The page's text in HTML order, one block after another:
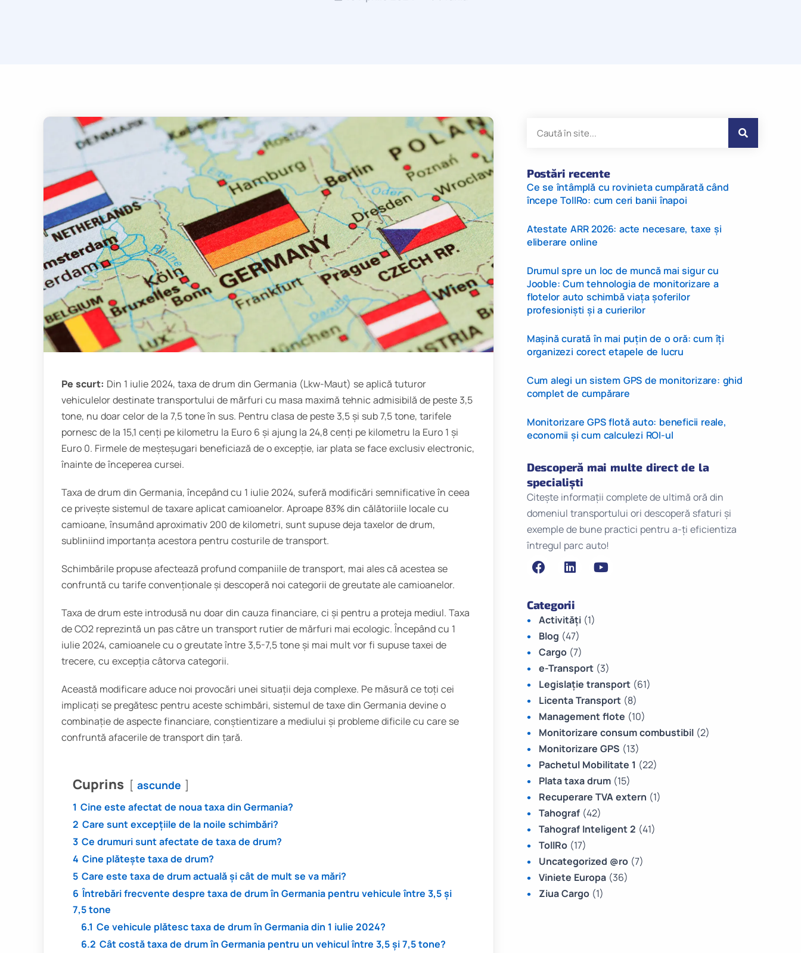
Pe scurt: Din 1 iulie 2024, taxa de drum din Germania (Lkw-Maut) se aplică tuturor
vehiculelor destinate transportului de mărfuri cu masa maximă tehnic admisibilă de peste 3,5
tone, nu doar celor de la 7,5 tone în sus. Pentru clasa de peste 3,5 și sub 7,5 tone, tarifele
pornesc de la 15,1 cenți pe kilometru la Euro 6 și ajung la 24,8 cenți pe kilometru la Euro 1 și
Euro 0. Firmele de meșteșugari beneficiază de o excepție, iar plata se face exclusiv electronic,
înainte de începerea cursei.
Taxa de drum din Germania, începând cu 1 iulie 2024, suferă modificări semnificative în ceea
ce privește sistemul de taxare aplicat camioanelor. Aproape 83% din călătoriile locale cu
camioane, însumând aproximativ 200 de kilometri, sunt supuse deja taxelor de drum,
subliniind importanța acestora pentru costurile de transport.
Schimbările propuse afectează profund companiile de transport, mai ales că acestea se
confruntă cu tarife convenționale și descoperă noi categorii de greutate ale camioanelor.
Taxa de drum este introdusă nu doar din cauza financiare, ci și pentru a proteja mediul. Taxa
de CO2 reprezintă un pas către un transport rutier de mărfuri mai ecologic. Începând cu 1
iulie 2024, camioanele cu o greutate între 3,5-7,5 tone și mai mult vor fi supuse taxei de
trecere, cu excepția câtorva categorii.
Această modificare aduce noi provocări unei situații deja complexe. Pe măsură ce toți cei
implicați se pregătesc pentru aceste schimbări, sistemul de taxe din Germania devine o
combinație de aspecte financiare, conștientizare a mediului și probleme dificile cu care se
confruntă afacerile de transport din țară.
Cuprins ascunde
1 Cine este afectat de noua taxa din Germania?
2 Care sunt excepțiile de la noile schimbări?
3 Ce drumuri sunt afectate de taxa de drum?
4 Cine plătește taxa de drum?
5 Care este taxa de drum actuală și cât de mult se va mări?
6 Întrebări frecvente despre taxa de drum în Germania pentru vehicule între 3,5 și
7,5 tone
6.1 Ce vehicule plătesc taxa de drum în Germania din 1 iulie 2024?
6.2 Cât costă taxa de drum în Germania pentru un vehicul între 3,5 și 7,5 tone?
Postări recente
Ce se întâmplă cu rovinieta cumpărată când
începe TollRo: cum ceri banii înapoi
Atestate ARR 2026: acte necesare, taxe și
eliberare online
Drumul spre un loc de muncă mai sigur cu
Jooble: Cum tehnologia de monitorizare a
flotelor auto schimbă viața șoferilor
profesioniști și a curierilor
Mașină curată în mai puțin de o oră: cum îți
organizezi corect etapele de lucru
Cum alegi un sistem GPS de monitorizare: ghid
complet de cumpărare
Monitorizare GPS flotă auto: beneficii reale,
economii și cum calculezi ROI-ul
Descoperă mai multe direct de la
specialiști
Citește informații complete de ultimă oră din
domeniul transportului ori descoperă sfaturi și
exemple de bune practici pentru a-ți eficientiza
întregul parc auto!
Categorii
Activități (1)
Blog (47)
Cargo (7)
e-Transport (3)
Legislație transport (61)
Licenta Transport (8)
Management flote (10)
Monitorizare consum combustibil (2)
Monitorizare GPS (13)
Pachetul Mobilitate 1 (22)
Plata taxa drum (15)
Recuperare TVA extern (1)
Tahograf (42)
Tahograf Inteligent 2 (41)
TollRo (17)
Uncategorized @ro (7)
Viniete Europa (36)
Ziua Cargo (1)